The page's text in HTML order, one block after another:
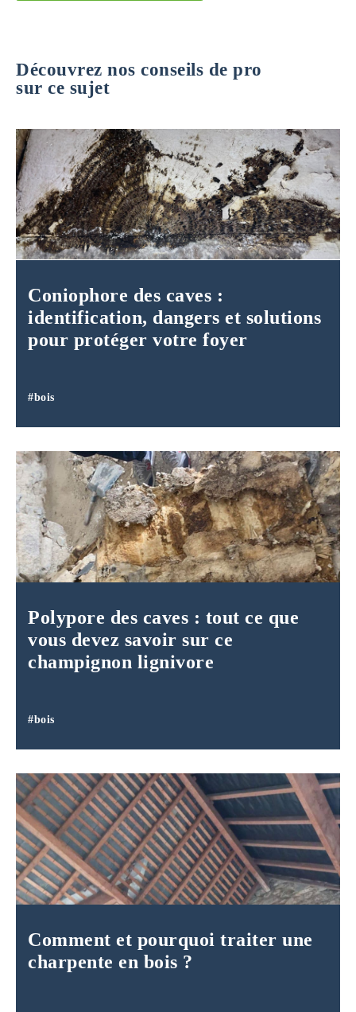
Découvrez nos conseils de pro
sur ce sujet
Coniophore des caves :
identification, dangers et solutions
pour protéger votre foyer
#bois
Polypore des caves : tout ce que
vous devez savoir sur ce
champignon lignivore
#bois
Comment et pourquoi traiter une
charpente en bois ?